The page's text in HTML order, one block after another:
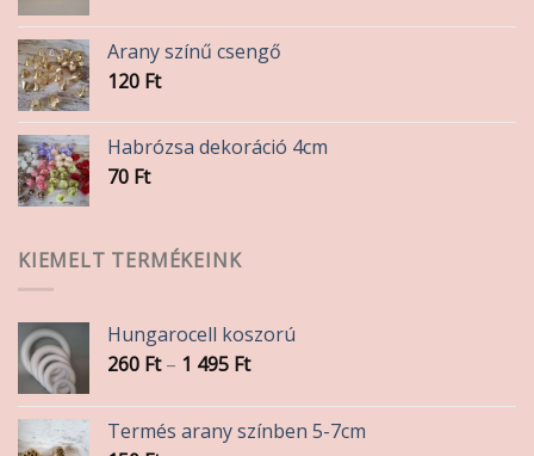
-
330 Ft
Arany színű csengő
120 Ft
Habrózsa dekoráció 4cm
70 Ft
KIEMELT TERMÉKEINK
Hungarocell koszorú
260 Ft – 1 495 FtÁrtartomány:
-
1
Termés arany színben 5-7cm